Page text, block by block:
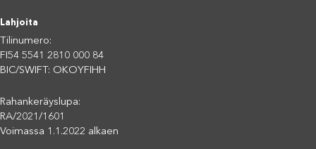
Lahjoita
Tilinumero:
FI54 5541 2810 000 84
BIC/SWIFT: OKOYFIHH
Rahankeräyslupa:
RA/2021/1601
Voimassa 1.1.2022 alkaen